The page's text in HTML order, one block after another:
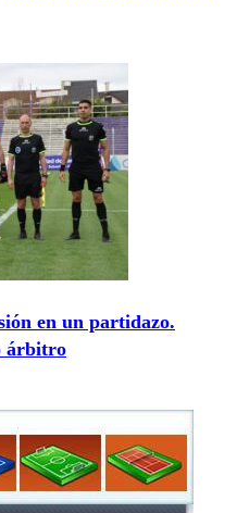
en un partidazo.
árbitro